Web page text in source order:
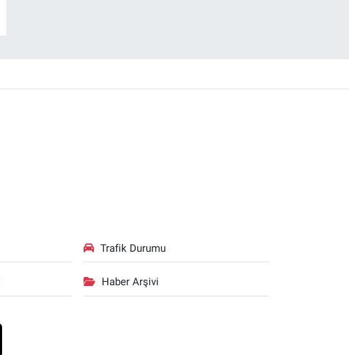
Trafik Durumu
Haber Arşivi